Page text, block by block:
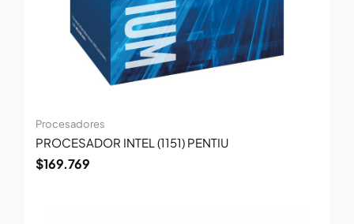
Procesadores
PROCESADOR INTEL (1151) PENTIU
$169.769